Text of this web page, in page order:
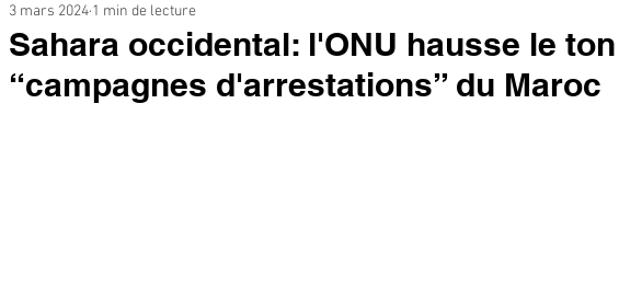
Sahara occidental: l'ONU hausse le
“campagnes d'arrestations” du Maroc
3 mars 2024 1 min de lecture